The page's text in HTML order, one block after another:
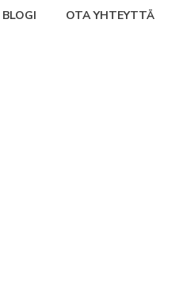
BLOGI OTA YHTEYTTÄ